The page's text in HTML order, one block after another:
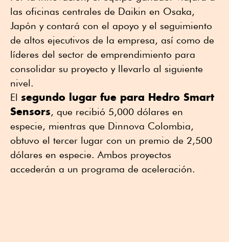
las oficinas centrales de Daikin en Osaka,
Japón y contará con el apoyo y el seguimiento
de altos ejecutivos de la empresa, así como de
líderes del sector de emprendimiento para
consolidar su proyecto y llevarlo al siguiente
nivel.
El segundo lugar fue para Hedro Smart
Sensors, que recibió 5,000 dólares en
especie, mientras que Dinnova Colombia,
obtuvo el tercer lugar con un premio de 2,500
dólares en especie. Ambos proyectos
accederán a un programa de aceleración.